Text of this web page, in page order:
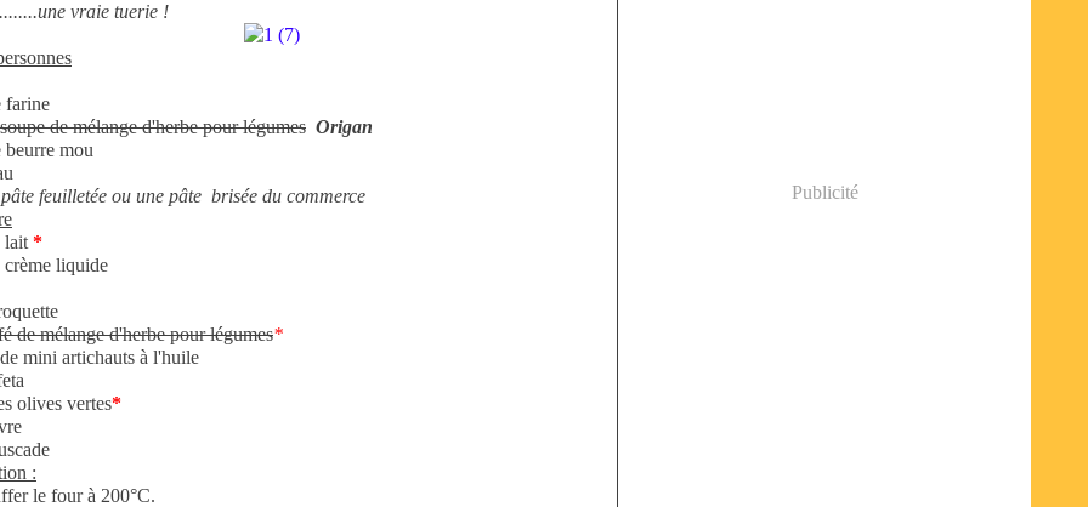
vraie tuerie !
farine
de mélange d'herbe pour légumes Origan
beurre mou
feuilletée ou une pâte brisée du commerce
lait *
crème liquide
de mélange d'herbe pour légumes*
mini artichauts à l'huile
olives vertes*
:
le four à 200°C.
Publicité